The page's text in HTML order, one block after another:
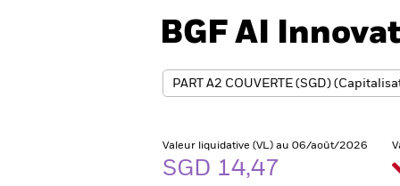
BGF AI
Valeur liquidative (VL) au 06/août/2026
SGD 14,47